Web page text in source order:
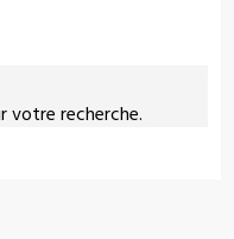
votre recherche.